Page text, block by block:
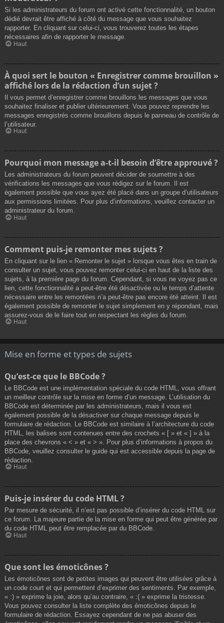
Si les administrateurs du forum ont activé cette fonctionnalité, un bouton
dédié devrait être affiché à côté du message que vous souhaitez
rapporter. En cliquant sur celui-ci, vous trouverez toutes les étapes
nécessaires afin de rapporter le message.
Haut
À quoi sert le bouton « Enregistrer comme brouillon »
affiché lors de la rédaction d’un sujet ?
Il vous permet d’enregistrer comme brouillons les messages que vous
souhaitez finaliser et publier ultérieurement. Vous pouvez reprendre les
messages enregistrés comme brouillons depuis le panneau de contrôle de
l’utilisateur.
Haut
Pourquoi mon message a-t-il besoin d’être approuvé ?
Les administrateurs du forum peuvent décider de soumettre à des
vérifications les messages que vous rédigez sur le forum. Il est
également possible que vous ayez été placé dans un groupe d’utilisateurs
aux permissions limitées. Pour plus d’informations, veuillez contacter un
administrateur du forum.
Haut
Comment puis-je remonter mes sujets ?
En cliquant sur le lien « Remonter le sujet » lorsque vous êtes en train de
consulter un sujet, vous pouvez remonter celui-ci en haut de la liste des
sujets, à la première page du forum. Cependant, si vous ne voyez pas ce
lien, cette fonctionnalité a peut-être été désactivée ou le temps d’attente
nécessaire entre les remontées n’a peut-être pas encore été atteint. Il est
également possible de remonter le sujet simplement en y répondant, mais
assurez-vous de le faire tout en respectant les règles du forum.
Haut
Mise en forme et types de sujets
Qu’est-ce que le BBCode ?
Le BBCode est une implémentation spéciale du code HTML, vous offrant
un meilleur contrôle sur la mise en forme d’un message. L’utilisation du
BBCode est déterminée par les administrateurs, mais il vous est
également possible de la désactiver sur chaque message depuis le
formulaire de rédaction. Le BBCode est similaire à l’architecture du code
HTML, les balises sont contenues entre des crochets « [ » et « ] » à la
place des chevrons « < » et « > ». Pour plus d’informations à propos du
BBCode, veuillez consulter le guide qui est accessible depuis la page de
rédaction.
Haut
Puis-je insérer du code HTML ?
Par mesure de sécurité, il n’est pas possible d’insérer du code HTML sur
ce forum. La majeure partie de la mise en forme qui peut être générée par
du code HTML peut être remplacée par du BBCode.
Haut
Que sont les émoticônes ?
Les émoticônes sont de petites images qui peuvent être utilisées grâce à
un code court et qui permettent d’exprimer des sentiments. Par exemple,
« :) » exprime la joie, alors qu’au contraire, « :( » exprime la tristesse.
Vous pouvez consulter la liste complète des émoticônes depuis le
formulaire de rédaction. Essayez cependant de ne pas abuser des